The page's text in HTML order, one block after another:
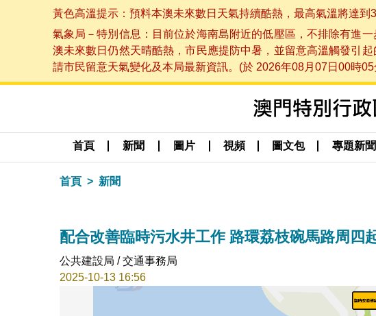
黃色高溫提示：預料本澳未來數日天氣持續酷熱，最高氣溫將達
氣象局－特別信息：目前位於海南島附近的低壓區，不排除有進
澳未來數日仍然天晴酷熱，市民應提防中暑，並留意高溫觸發引
請市民留意天氣變化及本局最新資訊。(於 2026年08月07日00時05
首頁 新聞 圖片 視頻 圖文包 專題新聞
首頁 新聞
配合改善臨時污水井工作 路環荔枝碗馬路周四
公共建設局 / 交通事務局
2025-10-13 16:56